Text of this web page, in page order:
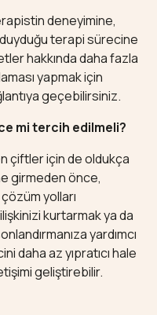
deneyimine,
terapi sürecine
hakkında daha fazla
yapmak için
geçebilirsiniz.
mi tercih edilmeli?
çiftler için de oldukça
girmeden önce,
yolları
kurtarmak ya da
yardımcı
daha az yıpratıcı hale
geliştirebilir.